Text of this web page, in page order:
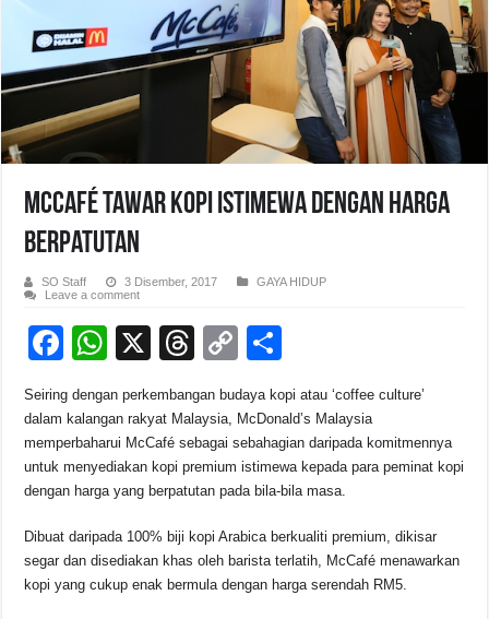
McCafé Tawar Kopi Istimewa dengan Harga
Berpatutan
SO Staff 3 Disember, 2017
GAYA HIDUP
Leave a comment
F
c
e
b
o
k
W
at
s
A
p
X
T
e
a
d
C
p
y
Li
k
ar
e
Seiring dengan perkembangan budaya kopi atau ‘coffee culture’
dalam kalangan rakyat Malaysia, McDonald’s Malaysia
memperbaharui McCafé sebagai sebahagian daripada komitmennya
untuk menyediakan kopi premium istimewa kepada para peminat kopi
dengan harga yang berpatutan pada bila-bila masa.
Dibuat daripada 100% biji kopi Arabica berkualiti premium, dikisar
segar dan disediakan khas oleh barista terlatih, McCafé menawarkan
kopi yang cukup enak bermula dengan harga serendah RM5.